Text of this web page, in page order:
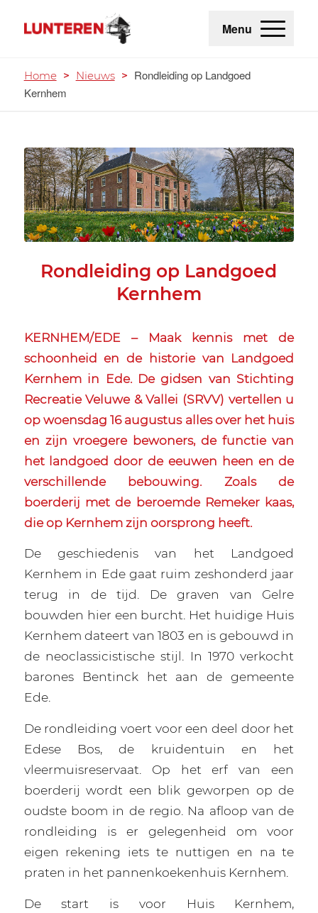
Menu
Home > Nieuws > Rondleiding op Landgoed
Kernhem
Rondleiding op Landgoed
Kernhem
KERNHEM/EDE – Maak kennis met de
schoonheid en de historie van Landgoed
Kernhem in Ede. De gidsen van Stichting
Recreatie Veluwe & Vallei (SRVV) vertellen u
op woensdag 16 augustus alles over het huis
en zijn vroegere bewoners, de functie van
het landgoed door de eeuwen heen en de
verschillende bebouwing. Zoals de
boerderij met de beroemde Remeker kaas,
die op Kernhem zijn oorsprong heeft.
De geschiedenis van het Landgoed
Kernhem in Ede gaat ruim zeshonderd jaar
terug in de tijd. De graven van Gelre
bouwden hier een burcht. Het huidige Huis
Kernhem dateert van 1803 en is gebouwd in
de neoclassicistische stijl. In 1970 verkocht
barones Bentinck het aan de gemeente
Ede.
De rondleiding voert voor een deel door het
Edese Bos, de kruidentuin en het
vleermuisreservaat. Op het erf van een
boerderij wordt een blik geworpen op de
oudste boom in de regio. Na afloop van de
rondleiding is er gelegenheid om voor
eigen rekening iets te nuttigen en na te
praten in het pannenkoekenhuis Kernhem.
De start is voor Huis Kernhem,